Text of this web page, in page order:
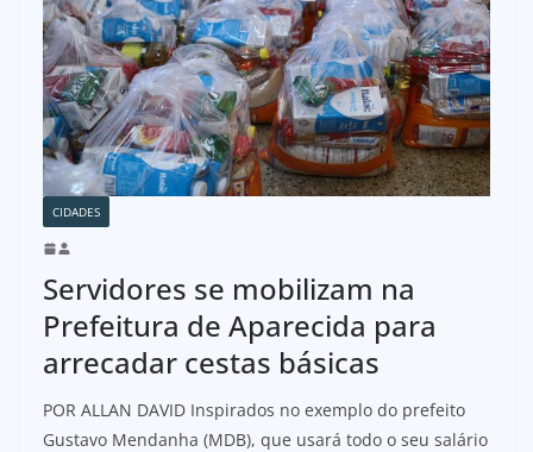
CIDADES
Servidores se mobilizam na
Prefeitura de Aparecida para
arrecadar cestas básicas
POR ALLAN DAVID Inspirados no exemplo do prefeito
Gustavo Mendanha (MDB), que usará todo o seu salário